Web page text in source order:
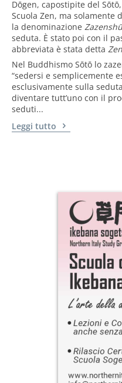
Dōgen, capostipite del
Scuola Zen, ma solamente
la denominazione Zazenshū
seduta. È stato poi con il
abbreviata è stata detta
Nel Buddhismo Sōtō lo
“sedersi e semplicemente
esclusivamente sulla
diventare tutt’uno con il
seduti...
Leggi tutto